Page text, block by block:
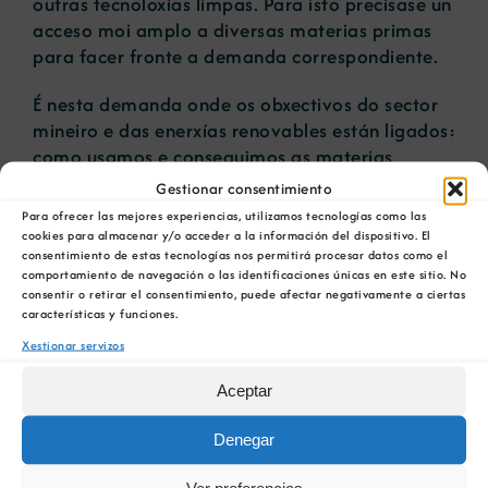
Gestionar consentimiento
Para ofrecer las mejores experiencias, utilizamos tecnologías como las
cookies para almacenar y/o acceder a la información del dispositivo. El
consentimiento de estas tecnologías nos permitirá procesar datos como el
comportamiento de navegación o las identificaciones únicas en este sitio. No
consentir o retirar el consentimiento, puede afectar negativamente a ciertas
características y funciones.
Xestionar servizos
Aceptar
Denegar
acceso moi amplo a diversas materias primas
para facer fronte a demanda correspondiente.
É nesta demanda onde os obxectivos do sector
mineiro e das enerxías renovables están ligados:
como usamos e conseguimos as materias
Cecilia Trancón destacou que desde a Cámara
Mineira de Galicia, se pode promover un
acercamento estratéxico entre a minería e o
sector renovable galego, que posicione á rexión
da Unión Europea.
As intervencións durante a xornada permitiron
destacar que o desenvolvemento dos proxectos
enerxéticos tamén pode beneficiar á actividade